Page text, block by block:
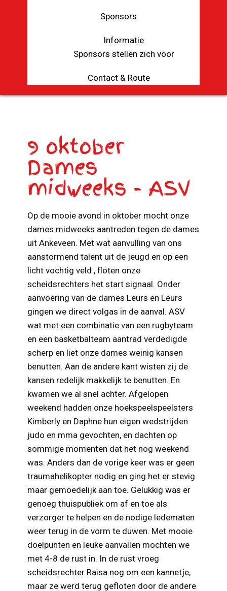
Sponsors
Informatie
Sponsors stellen zich voor
Contact & Route
9 oktober
Dames
midweeks - ASV
Op de mooie avond in oktober mocht onze
dames midweeks aantreden tegen de dames
uit Ankeveen. Met wat aanvulling van ons
aanstormend talent uit de jeugd en op een
licht vochtig veld , floten onze
scheidsrechters het start signaal. Onder
aanvoering van de dames Leurs en Leurs
gingen we direct volgas in de aanval. ASV
wat met een combinatie van een rugbyteam
en een basketbalteam aantrad verdedigde
scherp en liet onze dames weinig kansen
benutten. Aan de andere kant wisten zij de
kansen redelijk makkelijk te benutten. En
kwamen we al snel achter. Afgelopen
weekend hadden onze hoekspeelspeelsters
Kimberly en Daphne hun eigen wedstrijden
judo en mma gevochten, en dachten op
sommige momenten dat het nog weekend
was. Anders dan de vorige keer was er geen
traumahelikopter nodig en ging het er stevig
maar gemoedelijk aan toe. Gelukkig was er
genoeg thuispubliek om af en toe als
verzorger te helpen en de nodige ledematen
weer terug in de vorm te duwen. Met mooie
doelpunten en leuke aanvallen mochten we
met 4-8 de rust in. In de rust vroeg
scheidsrechter Raisa nog om een kannetje,
maar ze werd terug gefloten door de andere